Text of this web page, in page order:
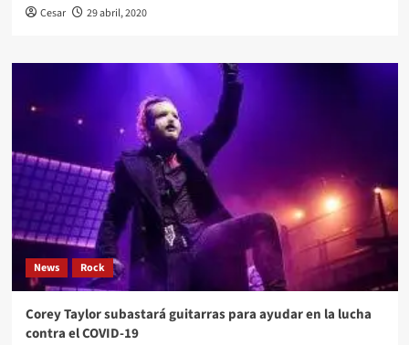
Cesar 29 abril, 2020
News Rock
Corey Taylor subastará guitarras para ayudar en la lucha
contra el COVID-19